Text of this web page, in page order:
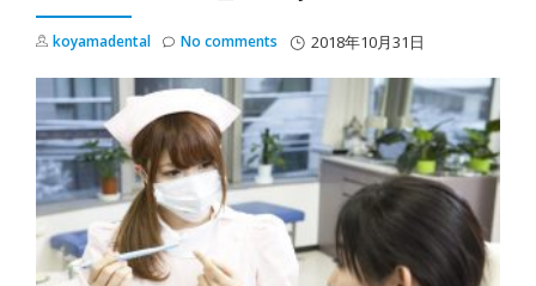
koyamadental 2018年10月31日
No comments